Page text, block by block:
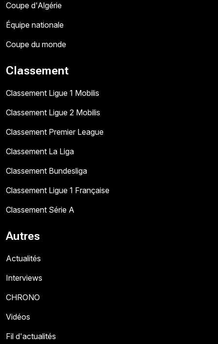
Coupe d'Algérie
Équipe nationale
Coupe du monde
Classement
Classement Ligue 1 Mobilis
Classement Ligue 2 Mobilis
Classement Premier League
Classement La Liga
Classement Bundesliga
Classement Ligue 1 Française
Classement Série A
Autres
Actualités
Interviews
CHRONO
Vidéos
Fil d'actualités